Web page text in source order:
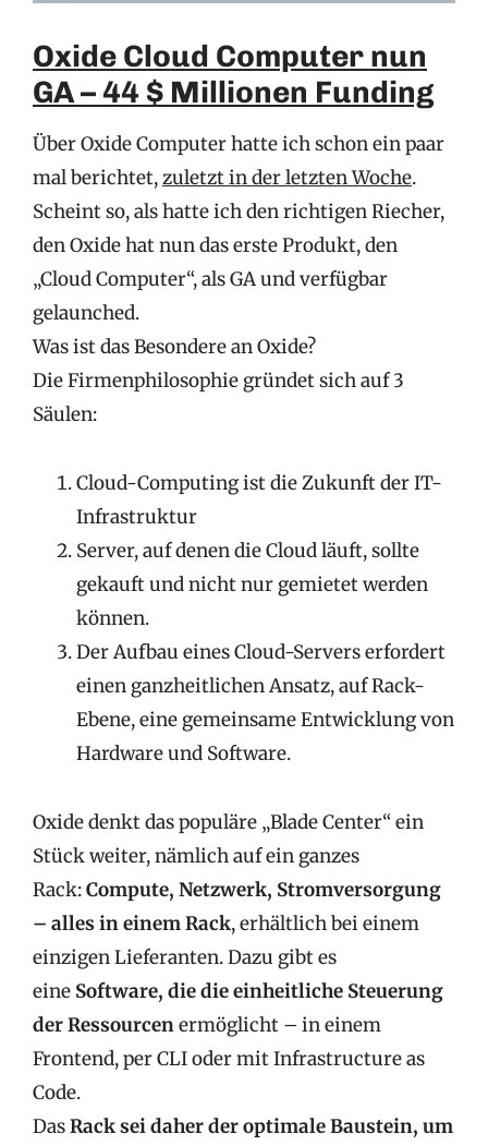
Oxide Cloud Computer nun
GA – 44 $ Millionen Funding
Über Oxide Computer hatte ich schon ein paar
mal berichtet,zuletzt in der letzten Woche.
Scheint so, als hatte ich den richtigen Riecher,
den Oxide hat nun das erste Produkt, den
„Cloud Computer“, als GA und verfügbar
gelaunched.
Was ist das Besondere an Oxide?
Die Firmenphilosophie gründet sich auf 3
Säulen:
Cloud-Computing ist die Zukunft der IT-
Infrastruktur
Server, auf denen die Cloud läuft, sollte
gekauft und nicht nur gemietet werden
können.
Der Aufbau eines Cloud-Servers erfordert
einen ganzheitlichen Ansatz, auf Rack-
Ebene, eine gemeinsame Entwicklung von
Hardware und Software.
Oxide denkt das populäre „Blade Center“ ein
Stück weiter, nämlich auf ein ganzes
Rack:Compute, Netzwerk, Stromversorgung
– alles in einem Rack, erhältlich bei einem
einzigen Lieferanten. Dazu gibt es
eine Software, die die einheitliche Steuerung
der Ressourcenermöglicht – in einem
Frontend, per CLI oder mit Infrastructure as
Code.
DasRack sei daher der optimale Baustein, um